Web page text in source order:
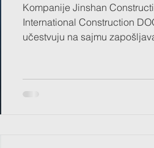
Kompanije Jinshan Construction
International Construction DOO Bor i
učestvuju na sajmu
okviru naših timova. 📍 Bor – 21. april 2026. godine, sa